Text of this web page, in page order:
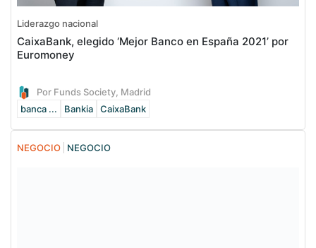
Liderazgo nacional
CaixaBank, elegido ‘Mejor Banco en España 2021’ por
Euromoney
Por Funds Society, Madrid
banca ...
Bankia CaixaBank
NEGOCIO NEGOCIO